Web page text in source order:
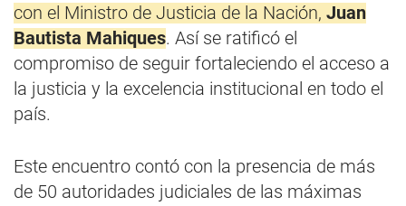
con el Ministro de Justicia de la Nación, Juan
Bautista Mahiques. Así se ratificó el
compromiso de seguir fortaleciendo el acceso a
la justicia y la excelencia institucional en todo el
país.
Este encuentro contó con la presencia de más
de 50 autoridades judiciales de las máximas